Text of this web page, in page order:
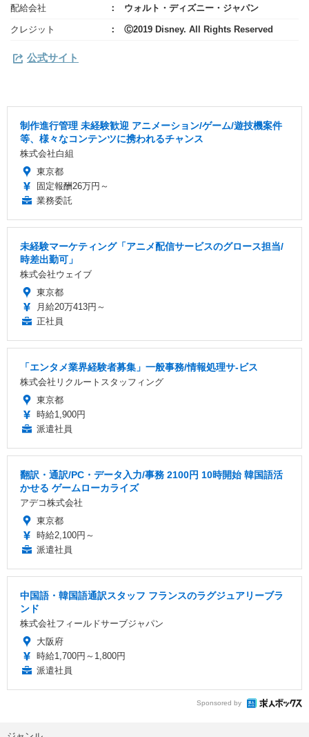
配給会社 ウォルト・ディズニー・ジャパン
クレジット Ⓒ2019 Disney. All Rights Reserved
公式サイト
制作進行管理 未経験歓迎 アニメーション/ゲーム/遊技機案件
等、様々なコンテンツに携われるチャンス
株式会社白組
東京都
固定報酬26万円～
業務委託
未経験マーケティング「アニメ配信サービスのグロース担当/
時差出勤可」
株式会社ウェイブ
東京都
月給20万413円～
正社員
「エンタメ業界経験者募集」一般事務/情報処理サ-ビス
株式会社リクルートスタッフィング
東京都
時給1,900円
派遣社員
翻訳・通訳/PC・データ入力/事務 2100円 10時開始 韓国語活
かせる ゲームローカライズ
アデコ株式会社
東京都
時給2,100円～
派遣社員
中国語・韓国語通訳スタッフ フランスのラグジュアリーブラ
ンド
株式会社フィールドサーブジャパン
大阪府
時給1,700円～1,800円
派遣社員
Sponsored by